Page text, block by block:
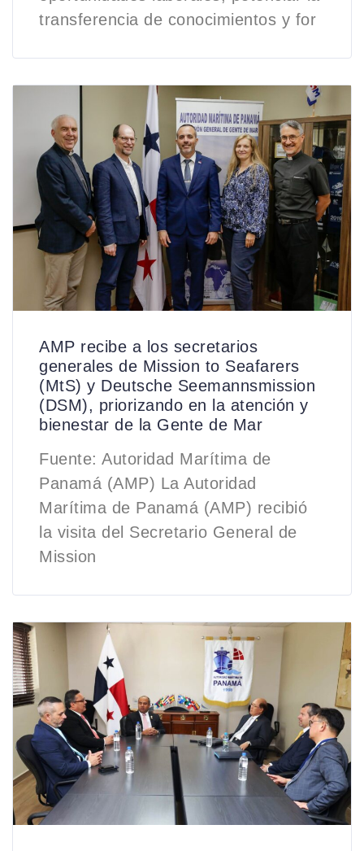
transferencia de conocimientos y for
AMP recibe a los secretarios
generales de Mission to Seafarers
(MtS) y Deutsche Seemannsmission
(DSM), priorizando en la atención y
bienestar de la Gente de Mar
Fuente: Autoridad Marítima de
Panamá (AMP) La Autoridad
Marítima de Panamá (AMP) recibió
la visita del Secretario General de
Mission